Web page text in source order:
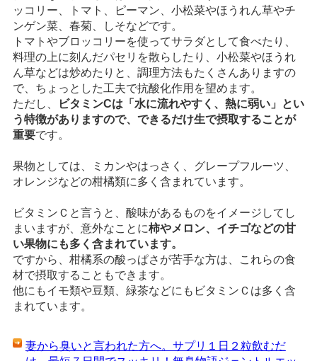
ッコリー、トマト、ピーマン、小松菜やほうれん草やチ
ンゲン菜、春菊、しそなどです。
トマトやブロッコリーを使ってサラダとして食べたり、
料理の上に刻んだパセリを散らしたり、小松菜やほうれ
ん草などは炒めたりと、調理方法もたくさんありますの
で、ちょっとした工夫で抗酸化作用を望めます。
ただし、
ビタミンCは「水に流れやすく、熱に弱い」とい
う特徴がありますので、できるだけ生で摂取することが
重要です。
果物としては、ミカンやはっさく、グレープフルーツ、
オレンジなどの柑橘類に多く含まれています。
ビタミンＣと言うと、酸味があるものをイメージしてし
まいますが、意外なことに柿やメロン、イチゴなどの甘
い果物にも多く含まれています。
ですから、柑橘系の酸っぱさが苦手な方は、これらの食
材で摂取することもできます。
他にもイモ類や豆類、緑茶などにもビタミンＣは多く含
まれています。
妻から臭いと言われた方へ。サプリ１日２粒飲むだ